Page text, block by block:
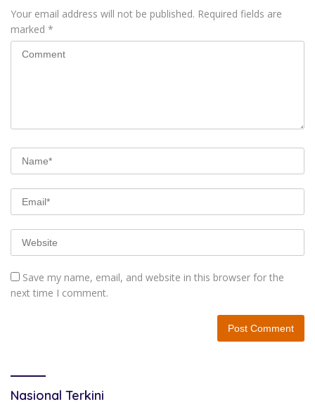
Your email address will not be published. Required fields are
marked *
Save my name, email, and website in this browser for the
next time I comment.
Nasional Terkini